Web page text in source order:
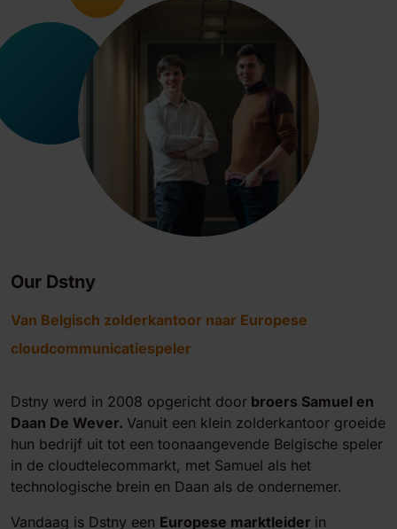
Our Dstny
Van Belgisch zolderkantoor naar Europese
cloudcommunicatiespeler
Dstny werd in 2008 opgericht door broers Samuel en
Daan De Wever. Vanuit een klein zolderkantoor groeide
hun bedrijf uit tot een toonaangevende Belgische speler
in de cloudtelecommarkt, met Samuel als het
technologische brein en Daan als de ondernemer.
Vandaag is Dstny een Europese marktleider in